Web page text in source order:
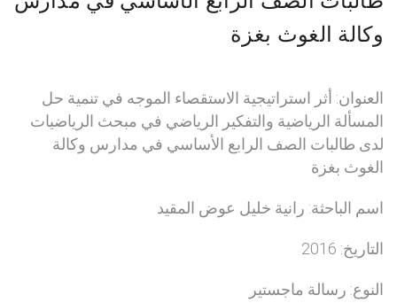
وكالة الغوث بغزة
العنوان: أثر استراتيجية الاستقصاء الموجه في تنمية حل
المسألة الرياضية والتفكير الرياضي في مبحث الرياضيات
لدى طالبات الصف الرابع الأساسي في مدارس وكالة
الغوث بغزة
اسم الباحثة: رانية خليل عوض المقيد
التاريخ: 2016
النوع: رسالة ماجستير